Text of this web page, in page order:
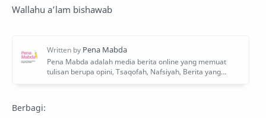
Wallahu a’lam bishawab